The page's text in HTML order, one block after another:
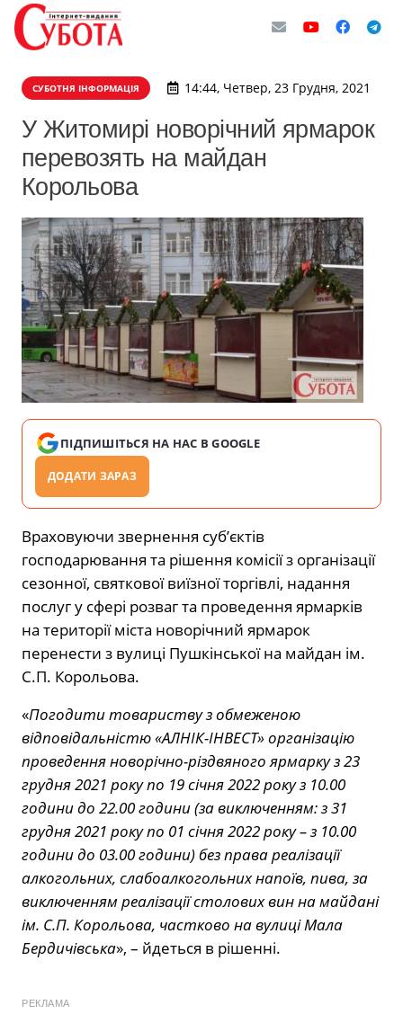
СУБОТНЯ ІНФОРМАЦІЯ 14:44, Четвер, 23 Грудня, 2021
У Житомирі новорічний ярмарок
перевозять на майдан
Корольова
ПІДПИШІТЬСЯ НА НАС В GOOGLE
ДОДАТИ ЗАРАЗ
Враховуючи звернення суб’єктів
господарювання та рішення комісії з організації
сезонної, святкової виїзної торгівлі, надання
послуг у сфері розваг та проведення ярмарків
на території міста новорічний ярмарок
перенести з вулиці Пушкінської на майдан ім.
С.П. Корольова.
«Погодити товариству з обмеженою
відповідальністю «АЛНІК-ІНВЕСТ» організацію
проведення новорічно-різдвяного ярмарку з 23
грудня 2021 року по 19 січня 2022 року з 10.00
години до 22.00 години (за виключенням: з 31
грудня 2021 року по 01 січня 2022 року – з 10.00
години до 03.00 години) без права реалізації
алкогольних, слабоалкогольних напоїв, пива, за
виключенням реалізації столових вин на майдані
ім. С.П. Корольова, частково на вулиці Мала
Бердичівська», – йдеться в рішенні.
РЕКЛАМА